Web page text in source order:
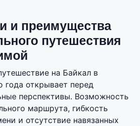
и преимущества
путешествия
на Байкал в
года открывает перед
перспективы. Возможность
маршрута, гибкость
и отсутствие навязанных